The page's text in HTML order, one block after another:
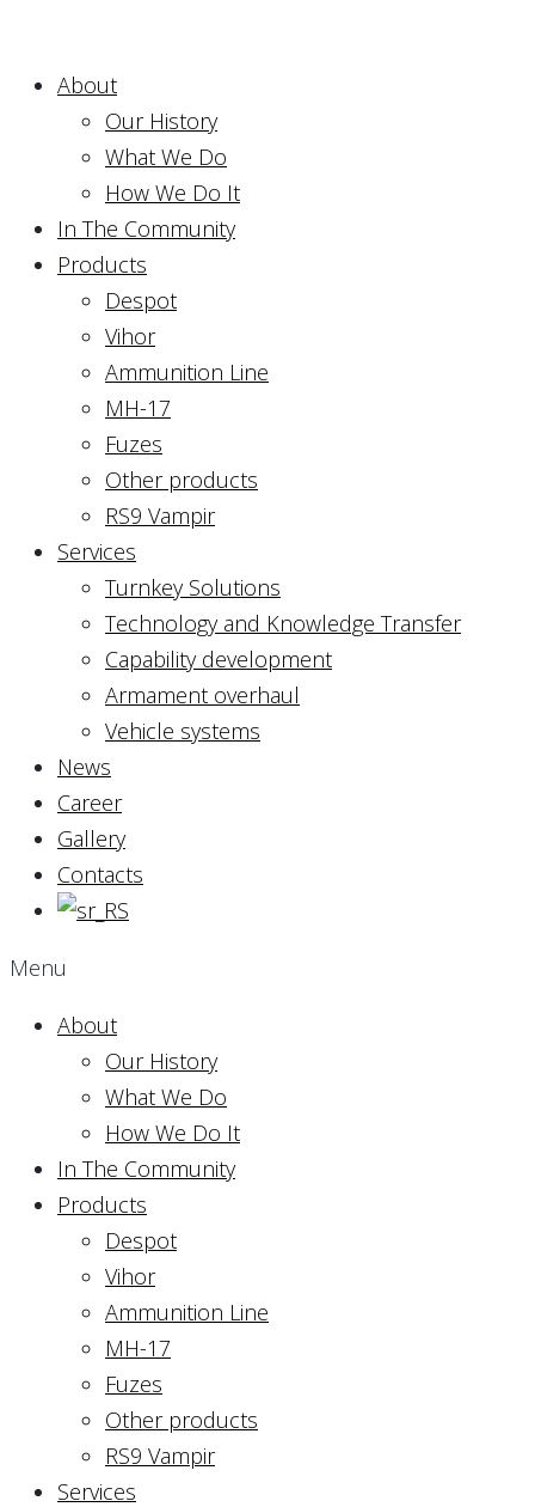
About
Our History
What We Do
How We Do It
In The Community
Products
Despot
Vihor
Ammunition Line
MH-17
Fuzes
Other products
RS9 Vampir
Services
Turnkey Solutions
Technology and Knowledge Transfer
Capability development
Armament overhaul
Vehicle systems
News
Career
Gallery
Contacts
Menu
About
Our History
What We Do
How We Do It
In The Community
Products
Despot
Vihor
Ammunition Line
MH-17
Fuzes
Other products
RS9 Vampir
Services